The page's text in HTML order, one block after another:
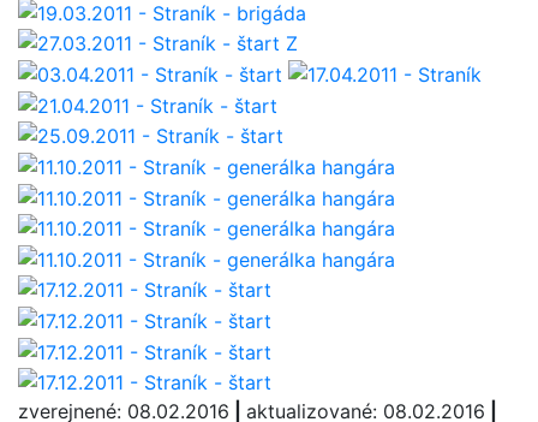
zverejnené: 08.02.2016 aktualizované: 08.02.2016